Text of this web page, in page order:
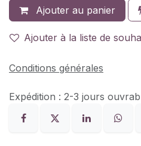
Ajouter au panier
Ajouter à la liste de
Conditions générales
Expédition : 2-3 jours